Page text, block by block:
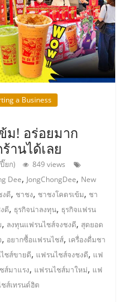
a Business
ม! อร่อยมาก
านได้เลย
ยก)
849 views
Dee, JongChongDee, New
งดี, ชาชง, ชาชงโคตรเข้ม, ชา
ดี, ธุรกิจน่าลงทุน, ธุรกิจแฟรน
, ลงทุนแฟรนไชส์จงชงดี, สุดยอด
, อยากซื้อแฟรนไชส์, เครื่องดื่มชา
ชส์ขายดี, แฟรนไชส์จงชงดี, แฟ
ส์มาแรง, แฟรนไชส์มาใหม่, แฟ
ส์เทรนด์ฮิต